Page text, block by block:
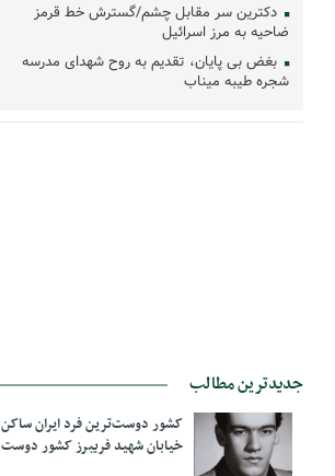
دکترین سر مقابل چشم/گسترش خط قرمز
ضاحیه به مرز اسرائیل
بغض بی پایان، تقدیم به روح شهدای مدرسه
شجره طیبه میناب
جدیدترین مطالب
کشور دوست‌ترین فرد ایران ساکن
خیابان شهید فریبرز کشور دوست